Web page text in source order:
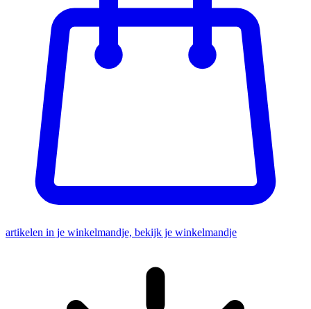
artikelen in je winkelmandje, bekijk je winkelmandje